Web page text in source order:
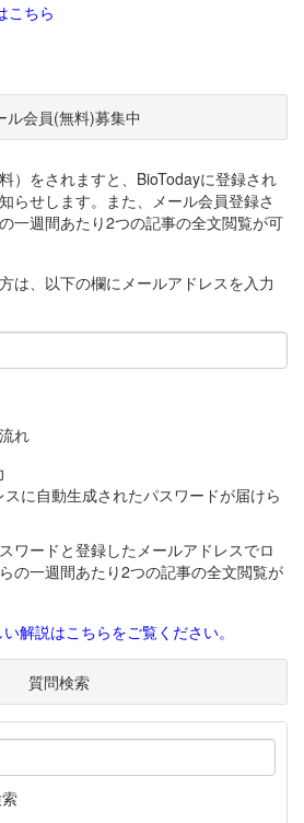
こちら
ル会員(無料)募集中
）をされますと、BioTodayに登録され
らせします。また、メール会員登録さ
一週間あたり2つの記事の全文閲覧が可
は、以下の欄にメールアドレスを入力
れ
に自動生成されたパスワードが届けら
ワードと登録したメールアドレスでロ
の一週間あたり2つの記事の全文閲覧が
解説はこちらをご覧ください。
質問検索